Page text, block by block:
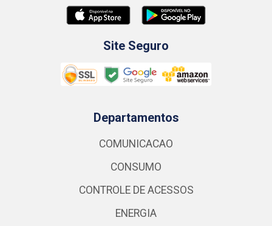
Site Seguro
Departamentos
COMUNICACAO
CONSUMO
CONTROLE DE ACESSOS
ENERGIA